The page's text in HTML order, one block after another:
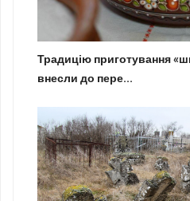
Традицію приготування
внесли до пере...